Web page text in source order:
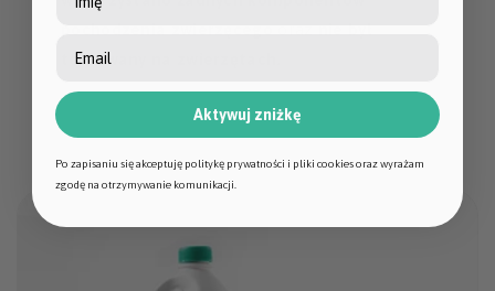
testowany na zwierzętach.
Aktywuj zniżkę
Po zapisaniu się akceptuję politykę prywatności i pliki cookies oraz wyrażam
zgodę na otrzymywanie komunikacji.